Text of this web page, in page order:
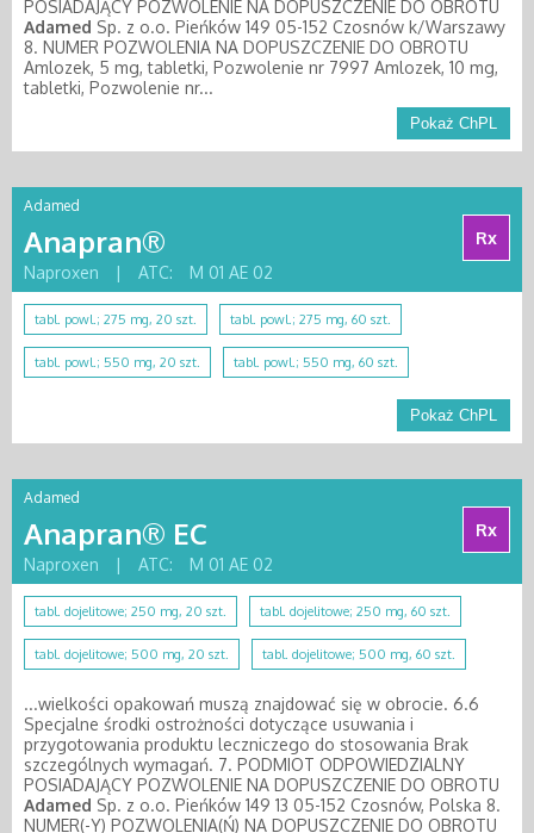
POSIADAJĄCY POZWOLENIE NA DOPUSZCZENIE DO OBROTU
Adamed Sp. z o.o. Pieńków 149 05-152 Czosnów k/Warszawy
8. NUMER POZWOLENIA NA DOPUSZCZENIE DO OBROTU
Amlozek, 5 mg, tabletki, Pozwolenie nr 7997 Amlozek, 10 mg,
tabletki, Pozwolenie nr...
Pokaż ChPL
Adamed
Anapran®
Rx
Naproxen
| ATC: M 01 AE 02
tabl. powl.; 275 mg, 20 szt. tabl. powl.; 275 mg, 60 szt.
tabl. powl.; 550 mg, 20 szt. tabl. powl.; 550 mg, 60 szt.
Pokaż ChPL
Adamed
Anapran® EC
Rx
Naproxen
| ATC: M 01 AE 02
tabl. dojelitowe; 250 mg, 20 szt. tabl. dojelitowe; 250 mg, 60 szt.
tabl. dojelitowe; 500 mg, 20 szt. tabl. dojelitowe; 500 mg, 60 szt.
...wielkości opakowań muszą znajdować się w obrocie. 6.6
Specjalne środki ostrożności dotyczące usuwania i
przygotowania produktu leczniczego do stosowania Brak
szczególnych wymagań. 7. PODMIOT ODPOWIEDZIALNY
POSIADAJĄCY POZWOLENIE NA DOPUSZCZENIE DO OBROTU
Adamed Sp. z o.o. Pieńków 149 13 05-152 Czosnów, Polska 8.
NUMER(-Y) POZWOLENIA(Ń) NA DOPUSZCZENIE DO OBROTU